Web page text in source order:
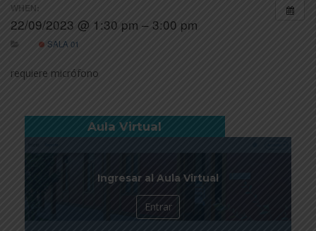
WHEN:
22/09/2023 @ 1:30 pm – 3:00 pm
SALA 01
requiere micrófono
Aula Virtual
Ingresar al Aula Virtual
Entrar